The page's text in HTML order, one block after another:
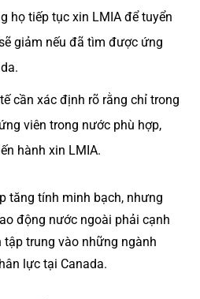
họ tiếp tục xin LMIA để tuyển
giảm nếu đã tìm được ứng
cần xác định rõ rằng chỉ trong
viên trong nước phù hợp,
hành xin LMIA.
tăng tính minh bạch, nhưng
động nước ngoài phải cạnh
trung vào những ngành
lực tại Canada.